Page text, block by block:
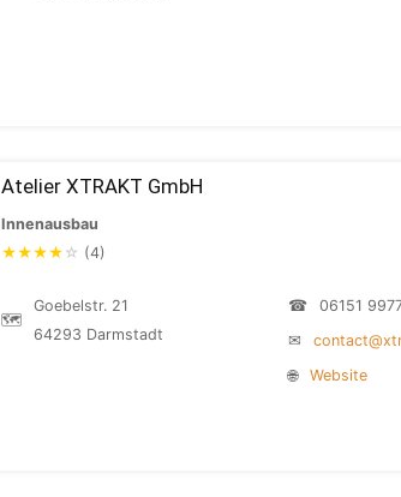
Atelier XTRAKT GmbH
Innenausbau
★★★★ ☆ (4)
🗺
Goebelstr. 21
64293 Darmstadt
☎
06151
✉
🌐
Website